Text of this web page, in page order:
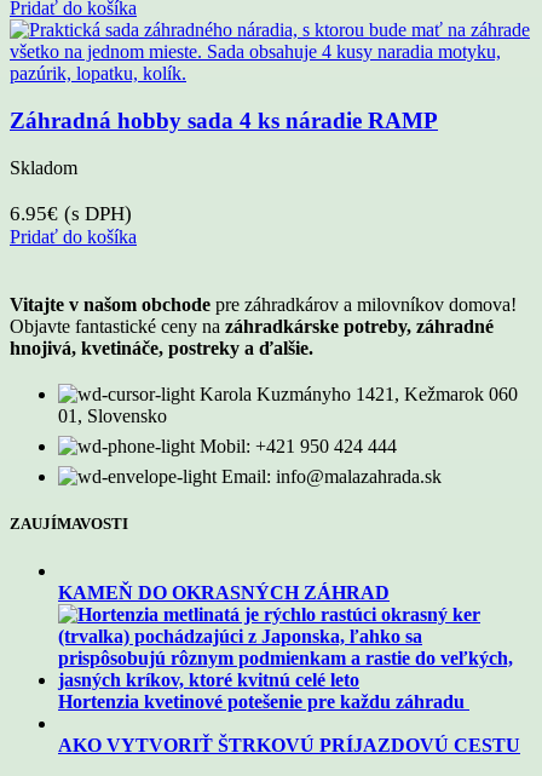
Pridať do košíka
Záhradná hobby sada 4 ks náradie RAMP
Skladom
6.95€ (s DPH)
Pridať do košíka
Vitajte v našom obchode pre záhradkárov a milovníkov domova!
Objavte fantastické ceny na záhradkárske potreby, záhradné
hnojivá, kvetináče, postreky a ďalšie.
Karola Kuzmányho 1421, Kežmarok 060
01, Slovensko
Mobil: +421 950 424 444
Email: info@malazahrada.sk
ZAUJÍMAVOSTI
KAMEŇ DO OKRASNÝCH ZÁHRAD
Hortenzia kvetinové potešenie pre každu záhradu
AKO VYTVORIŤ ŠTRKOVÚ PRÍJAZDOVÚ CESTU